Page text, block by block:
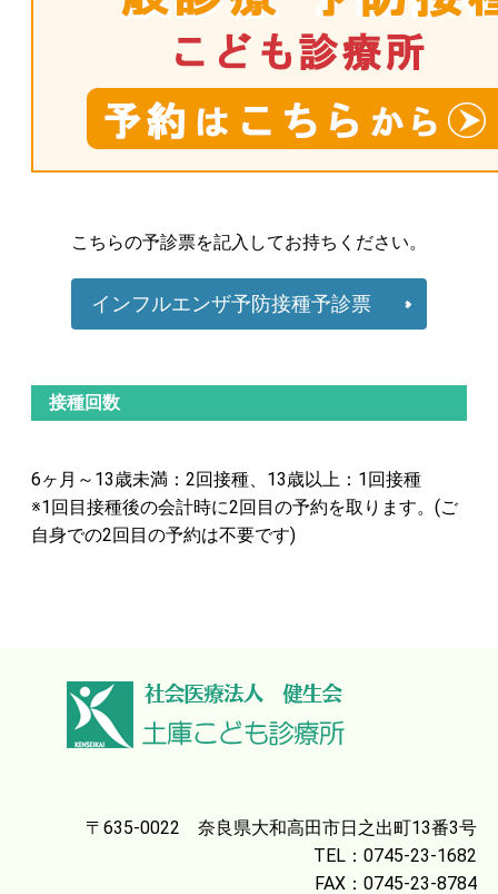
こちらの予診票を記入してお持ちください。
インフルエンザ予防接種予診票
接種回数
6ヶ月～13歳未満：2回接種、13歳以上：1回接種
※1回目接種後の会計時に2回目の予約を取ります。(ご
自身での2回目の予約は不要です)
〒635-0022 奈良県大和高田市日之出町13番3号
TEL：0745-23-1682
FAX：0745-23-8784